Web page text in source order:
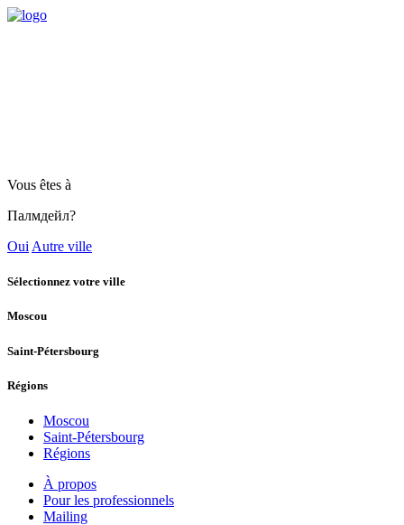
Vous êtes à
Палмдейл?
Oui Autre ville
Sélectionnez votre ville
Moscou
Saint-Pétersbourg
Régions
Moscou
Saint-Pétersbourg
Régions
À propos
Pour les professionnels
Mailing